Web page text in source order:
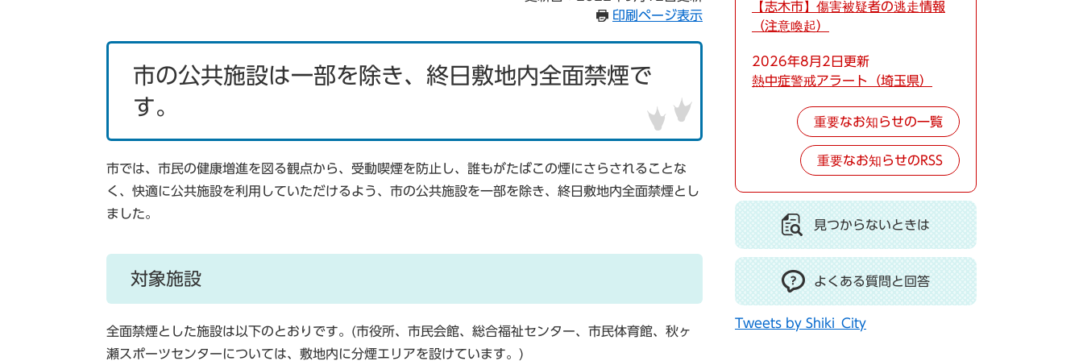
印刷ページ表示
市の公共施設は一部を除き、終日敷地内全面禁煙で
す。
市では、市民の健康増進を図る観点から、受動喫煙を防止し、誰もがたばこの煙にさらされることな
く、快適に公共施設を利用していただけるよう、市の公共施設を一部を除き、終日敷地内全面禁煙とし
ました。
対象施設
全面禁煙とした施設は以下のとおりです。(市役所、市民会館、総合福祉センター、市民体育館、秋ヶ
瀬スポーツセンターについては、敷地内に分煙エリアを設けています。)
【志木市】傷害被疑者の逃走情報
（注意喚起）
2026年8月2日更新
熱中症警戒アラート（埼玉県）
重要なお知らせの一覧
重要なお知らせのRSS
見つからないときは
よくある質問と回答
Tweets by Shiki_City